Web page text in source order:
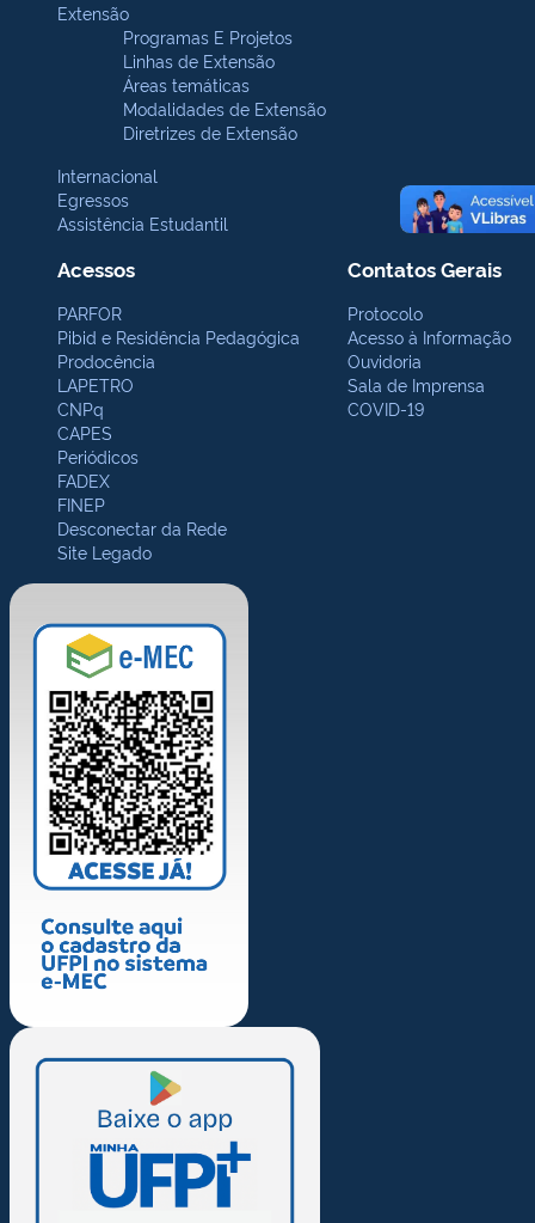
Extensão
Programas E Projetos
Linhas de Extensão
Áreas temáticas
Modalidades de Extensão
Diretrizes de Extensão
Internacional
Egressos
Assistência Estudantil
Acessos
PARFOR
Pibid e Residência Pedagógica
Prodocência
LAPETRO
CNPq
CAPES
Periódicos
FADEX
FINEP
Desconectar da Rede
Site Legado
Contatos Gerais
Protocolo
Acesso à Informação
Ouvidoria
Sala de Imprensa
COVID-19